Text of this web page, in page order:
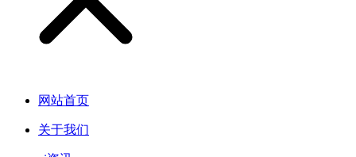
网站首页
关于我们